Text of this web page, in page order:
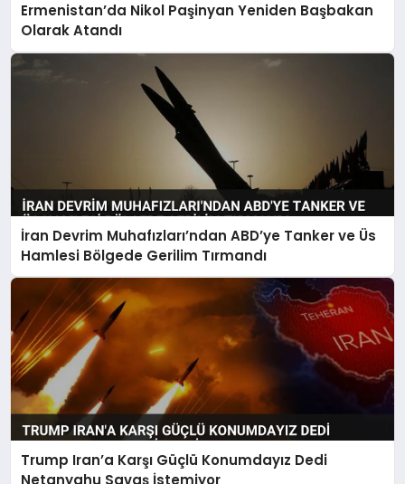
Ermenistan’da Nikol Paşinyan Yeniden Başbakan
Olarak Atandı
İran Devrim Muhafızları’ndan ABD’ye Tanker ve Üs
Hamlesi Bölgede Gerilim Tırmandı
Trump Iran’a Karşı Güçlü Konumdayız Dedi
Netanyahu Savaş İstemiyor